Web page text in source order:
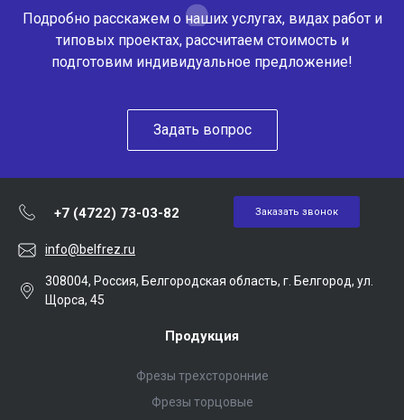
Подробно расскажем о наших услугах, видах работ и
типовых проектах, рассчитаем стоимость и
подготовим индивидуальное предложение!
Задать вопрос
+7 (4722) 73-03-82 Заказать звонок
info@belfrez.ru
308004, Россия, Белгородская область, г. Белгород, ул.
Щорса, 45
Продукция
Фрезы трехсторонние
Фрезы торцовые